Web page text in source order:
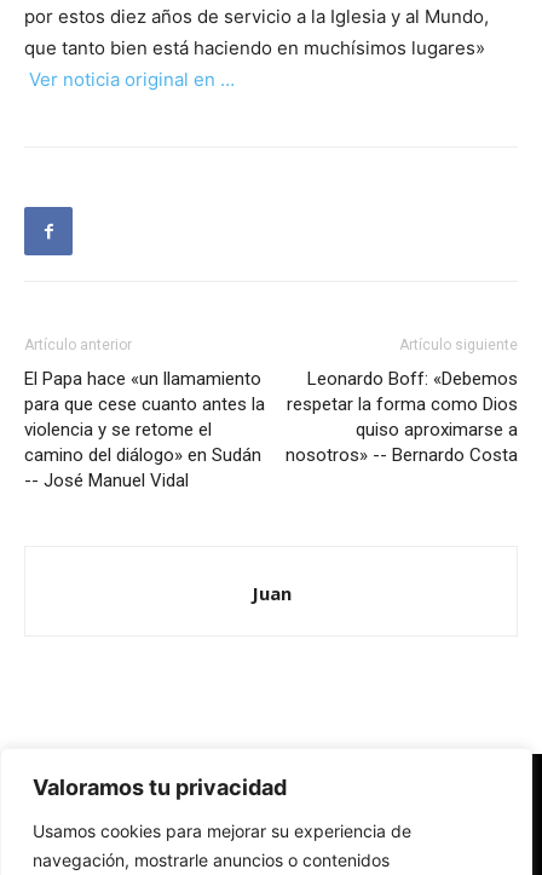
Valoramos tu privacidad
Usamos cookies para mejorar su experiencia de
navegación, mostrarle anuncios o contenidos
por estos diez años de servicio a la Iglesia y al Mundo,
que tanto bien está haciendo en muchísimos lugares»
Ver noticia original en …
Artículo anterior
El Papa hace «un llamamiento
para que cese cuanto antes la
violencia y se retome el
camino del diálogo» en Sudán
-- José Manuel Vidal
Artículo siguiente
Leonardo Boff: «Debemos
respetar la forma como Dios
quiso aproximarse a
nosotros» -- Bernardo Costa
Juan
Redes Cristianas
Una mirada alternativa sobre la Iglesia católica y la sociedad
- Colectivos de Redes Cristianas